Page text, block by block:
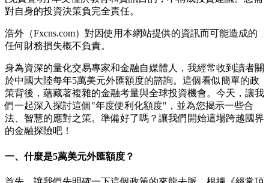
對自身的投資決策負完全責任。
浩外（Fxcns.com）對因使用本網站提供的資訊而可能造成的
任何財務損失概不負責。
身為資深的量化交易專家和金融自媒體人，我經常收到讀者關
於中國大陸每年5萬美元外匯額度的諮詢。這個看似簡單的政
策背後，蘊藏著複雜的金融考量與全球投資機會。今天，讓我
們一起深入探討這個"年度便利化額度"，並為您揭示一些合
法、智慧的應對之策。準備好了嗎？讓我們開始這場跨越國界
的金融探險吧！
一、什麼是5萬美元外匯額度？